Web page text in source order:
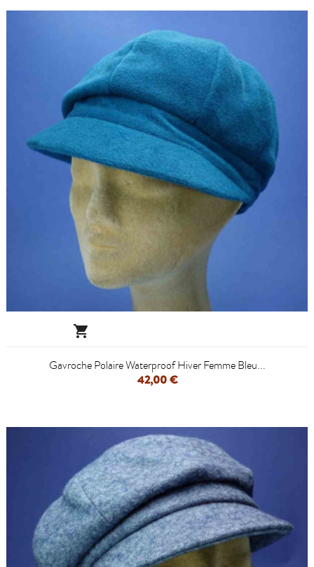

Gavroche Polaire Waterproof Hiver Femme Bleu...
42,00 €